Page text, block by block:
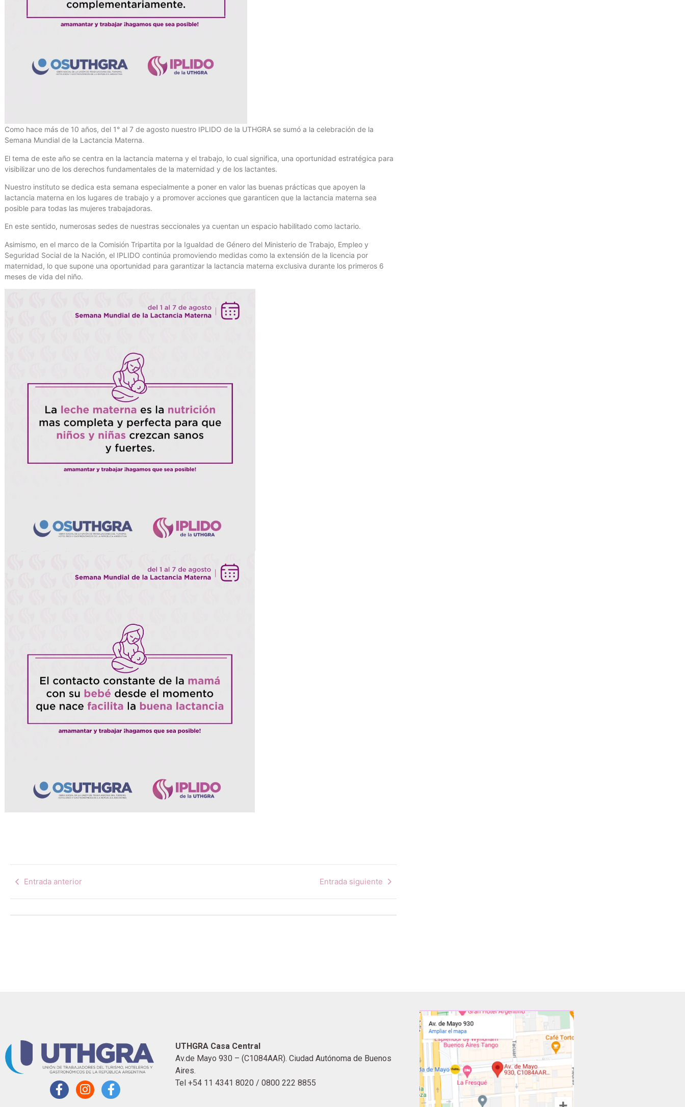
Como hace más de 10 años, del 1° al 7 de agosto nuestro IPLIDO de la UTHGRA se sumó a la celebración de la
Semana Mundial de la Lactancia Materna.
El tema de este año se centra en la lactancia materna y el trabajo, lo cual significa, una oportunidad estratégica para
visibilizar uno de los derechos fundamentales de la maternidad y de los lactantes.
Nuestro instituto se dedica esta semana especialmente a poner en valor las buenas prácticas que apoyen la
lactancia materna en los lugares de trabajo y a promover acciones que garanticen que la lactancia materna sea
posible para todas las mujeres trabajadoras.
En este sentido, numerosas sedes de nuestras seccionales ya cuentan un espacio habilitado como lactario.
Asimismo, en el marco de la Comisión Tripartita por la Igualdad de Género del Ministerio de Trabajo, Empleo y
Seguridad Social de la Nación, el IPLIDO continúa promoviendo medidas como la extensión de la licencia por
maternidad, lo que supone una oportunidad para garantizar la lactancia materna exclusiva durante los primeros 6
meses de vida del niño.
Entrada anterior Entrada siguiente
UTHGRA Casa Central
Av.de Mayo 930 – (C1084AAR). Ciudad Autónoma de Buenos
Aires.
Tel +54 11 4341 8020 / 0800 222 8855